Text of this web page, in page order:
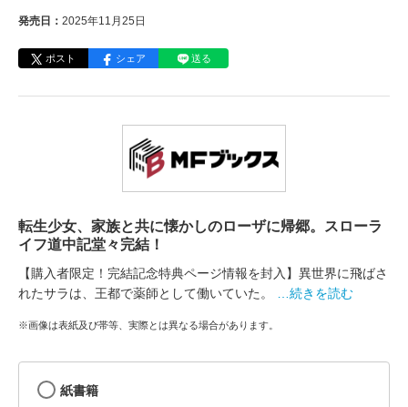
発売日： 2025年11月25日
ポスト シェア 送る
転生少女、家族と共に懐かしのローザに帰郷。スローラ
イフ道中記堂々完結！
【購入者限定！完結記念特典ページ情報を封入】異世界に飛ばさ
れたサラは、王都で薬師として働いていた。
…続きを読む
※画像は表紙及び帯等、実際とは異なる場合があります。
紙書籍